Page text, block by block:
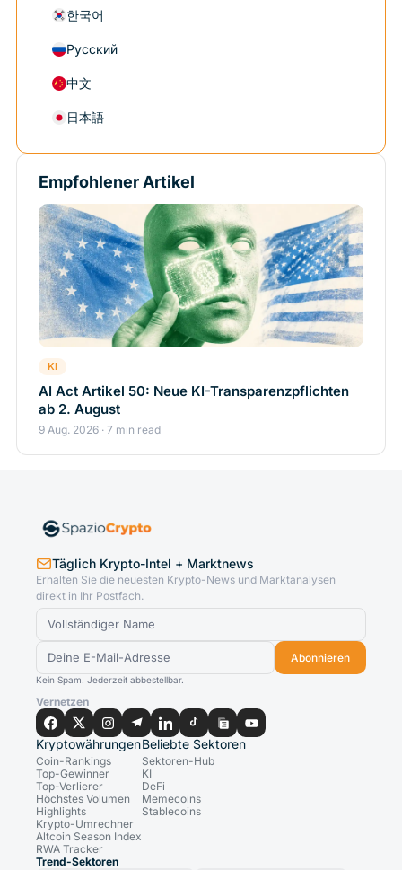
한국어
Русский
中文
日本語
Empfohlener Artikel
KI
AI Act Artikel 50: Neue KI-Transparenzpflichten
ab 2. August
9 Aug. 2026 · 7 min read
Täglich Krypto-Intel + Marktnews
Erhalten Sie die neuesten Krypto-News und Marktanalysen
direkt in Ihr Postfach.
Abonnieren
Kein Spam. Jederzeit abbestellbar.
Vernetzen
Kryptowährungen
Coin-Rankings
Top-Gewinner
Top-Verlierer
Höchstes Volumen
Highlights
Krypto-Umrechner
Altcoin Season Index
RWA Tracker
Beliebte Sektoren
Sektoren-Hub
KI
DeFi
Memecoins
Stablecoins
Trend-Sektoren